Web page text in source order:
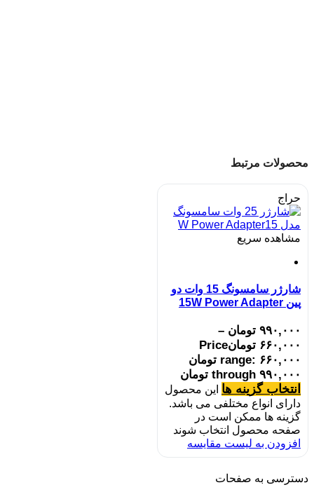
محصولات مرتبط
حراج
مشاهده سریع
شارژر سامسونگ 15 وات دو
پین 15W Power Adapter
۹۹۰,۰۰۰ تومان –
۶۶۰,۰۰۰ تومانPrice
range: ۶۶۰,۰۰۰ تومان
through ۹۹۰,۰۰۰ تومان
انتخاب گزینه ها این محصول
دارای انواع مختلفی می باشد.
گزینه ها ممکن است در
صفحه محصول انتخاب شوند
افزودن به لیست مقایسه
دسترسی به صفحات